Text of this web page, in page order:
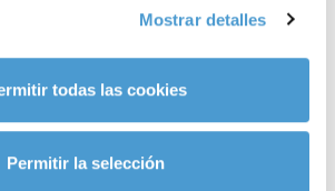
Mostrar detalles
todas las cookies
Permitir la selección